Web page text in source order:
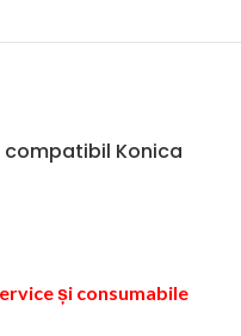
compatibil Konica
și consumabile